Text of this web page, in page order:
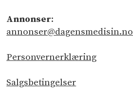
Annonser:
annonser@dagensmedisin.no
Personvernerklæring
Salgsbetingelser